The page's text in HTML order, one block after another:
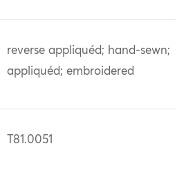
reverse appliquéd; hand-sewn;
appliquéd; embroidered
T81.0051